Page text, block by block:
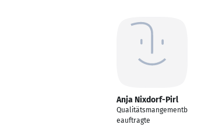
Anja Nixdorf-Pirl
Qualitätsmangementb
eauftragte